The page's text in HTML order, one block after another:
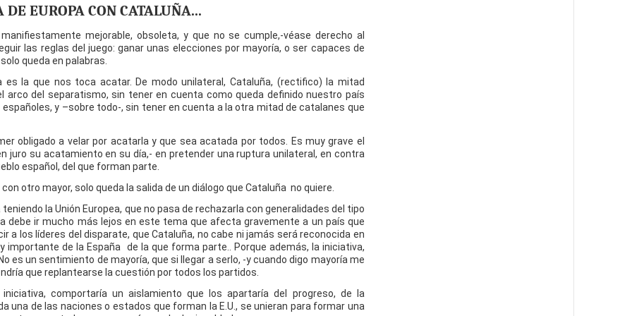
EUROPA CON CATALUÑA...
mejorable, obsoleta, y que no se cumple,-véase derecho al
las reglas del juego: ganar unas elecciones por mayoría, o ser capaces de
queda en palabras.
la que nos toca acatar. De modo unilateral, Cataluña, (rectifico) la mitad
arco del separatismo, sin tener en cuenta como queda definido nuestro país
y –sobre todo-, sin tener en cuenta a la otra mitad de catalanes que
obligado a velar por acatarla y que sea acatada por todos. Es muy grave el
juro su acatamiento en su día,- en pretender una ruptura unilateral, en contra
español, del que forman parte.
otro mayor, solo queda la salida de un diálogo que Cataluña no quiere.
la Unión Europea, que no pasa de rechazarla con generalidades del tipo
debe ir mucho más lejos en este tema que afecta gravemente a un país que
a los líderes del disparate, que Cataluña, no cabe ni jamás será reconocida en
importante de la España de la que forma parte.. Porque además, la iniciativa,
es un sentimiento de mayoría, que si llegar a serlo, -y cuando digo mayoría me
que replantearse la cuestión por todos los partidos.
comportaría un aislamiento que los apartaría del progreso, de la
una de las naciones o estados que forman la E.U., se unieran para formar una